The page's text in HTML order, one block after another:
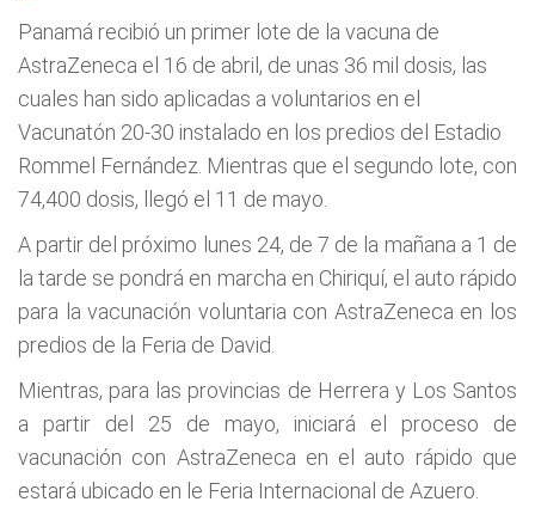
Panamá recibió un primer lote de la vacuna de
AstraZeneca el 16 de abril, de unas 36 mil dosis, las
cuales han sido aplicadas a voluntarios en el
Vacunatón 20-30 instalado en los predios del Estadio
Rommel Fernández. Mientras que el segundo lote, con
74,400 dosis, llegó el 11 de mayo.
A partir del próximo lunes 24, de 7 de la mañana a 1 de
la tarde se pondrá en marcha en Chiriquí, el auto rápido
para la vacunación voluntaria con AstraZeneca en los
predios de la Feria de David.
Mientras, para las provincias de Herrera y Los Santos
a partir del 25 de mayo, iniciará el proceso de
vacunación con AstraZeneca en el auto rápido que
estará ubicado en le Feria Internacional de Azuero.